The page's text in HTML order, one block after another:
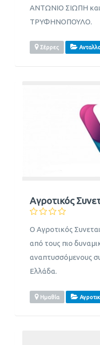
ΑΝΤΩΝΙΟ ΣΙΩΠΗ
ΤΡΥΦΗΝΟΠΟΥΛΟ.
Σέρρες
Αγροτικός
Ο Αγροτικός
από τους πιο
αναπτυσσόμενους
Ελλάδα.
Ημαθία